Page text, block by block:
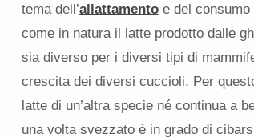
tema dell’allattamentoe del consumo
come in natura il latte prodotto dalle
sia diverso per i diversi tipi di
crescita dei diversi cuccioli. Per
latte di un’altra specie né continua a
una volta svezzato è in grado di